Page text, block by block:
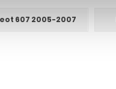
607 2005-2007